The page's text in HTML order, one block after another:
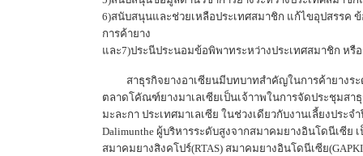
6)สนับสนุนและช่วยเหลือประเทศสมาชิก แก้ไขอุปสรรค
การค้ายาง
และ7)ประนีประนอมข้อพิพาทระหว่างประเทศสมาชิก ห
สาธุรกิจยางอาเซียนมีบทบาทสำคัญในการค้ายางระดั
ตลาดโคัณฑ์ยางมาเลเซียเป็นเจ้าาพในการจัดประชุมสา
มะละกา ประเทศมาเลเซีย ในช่วงเดียวกับงานเลี้ยงประ
Dalimunthe ผู้บริหารระดับสูงจากสมาคมยางอินโดนีเซีย
สมาคมยางสิงคโปร์(RTAS) สมาคมยางอินโดนีเซีย